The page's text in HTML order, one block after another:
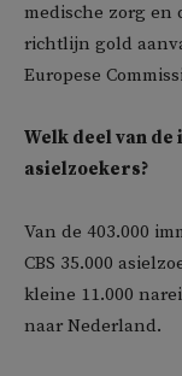
medische zorg en
richtlijn gold
Europese
Welk deel van
asielzoekers?
Van de 403.000
CBS 35.000
kleine 11.000
naar Nederland.